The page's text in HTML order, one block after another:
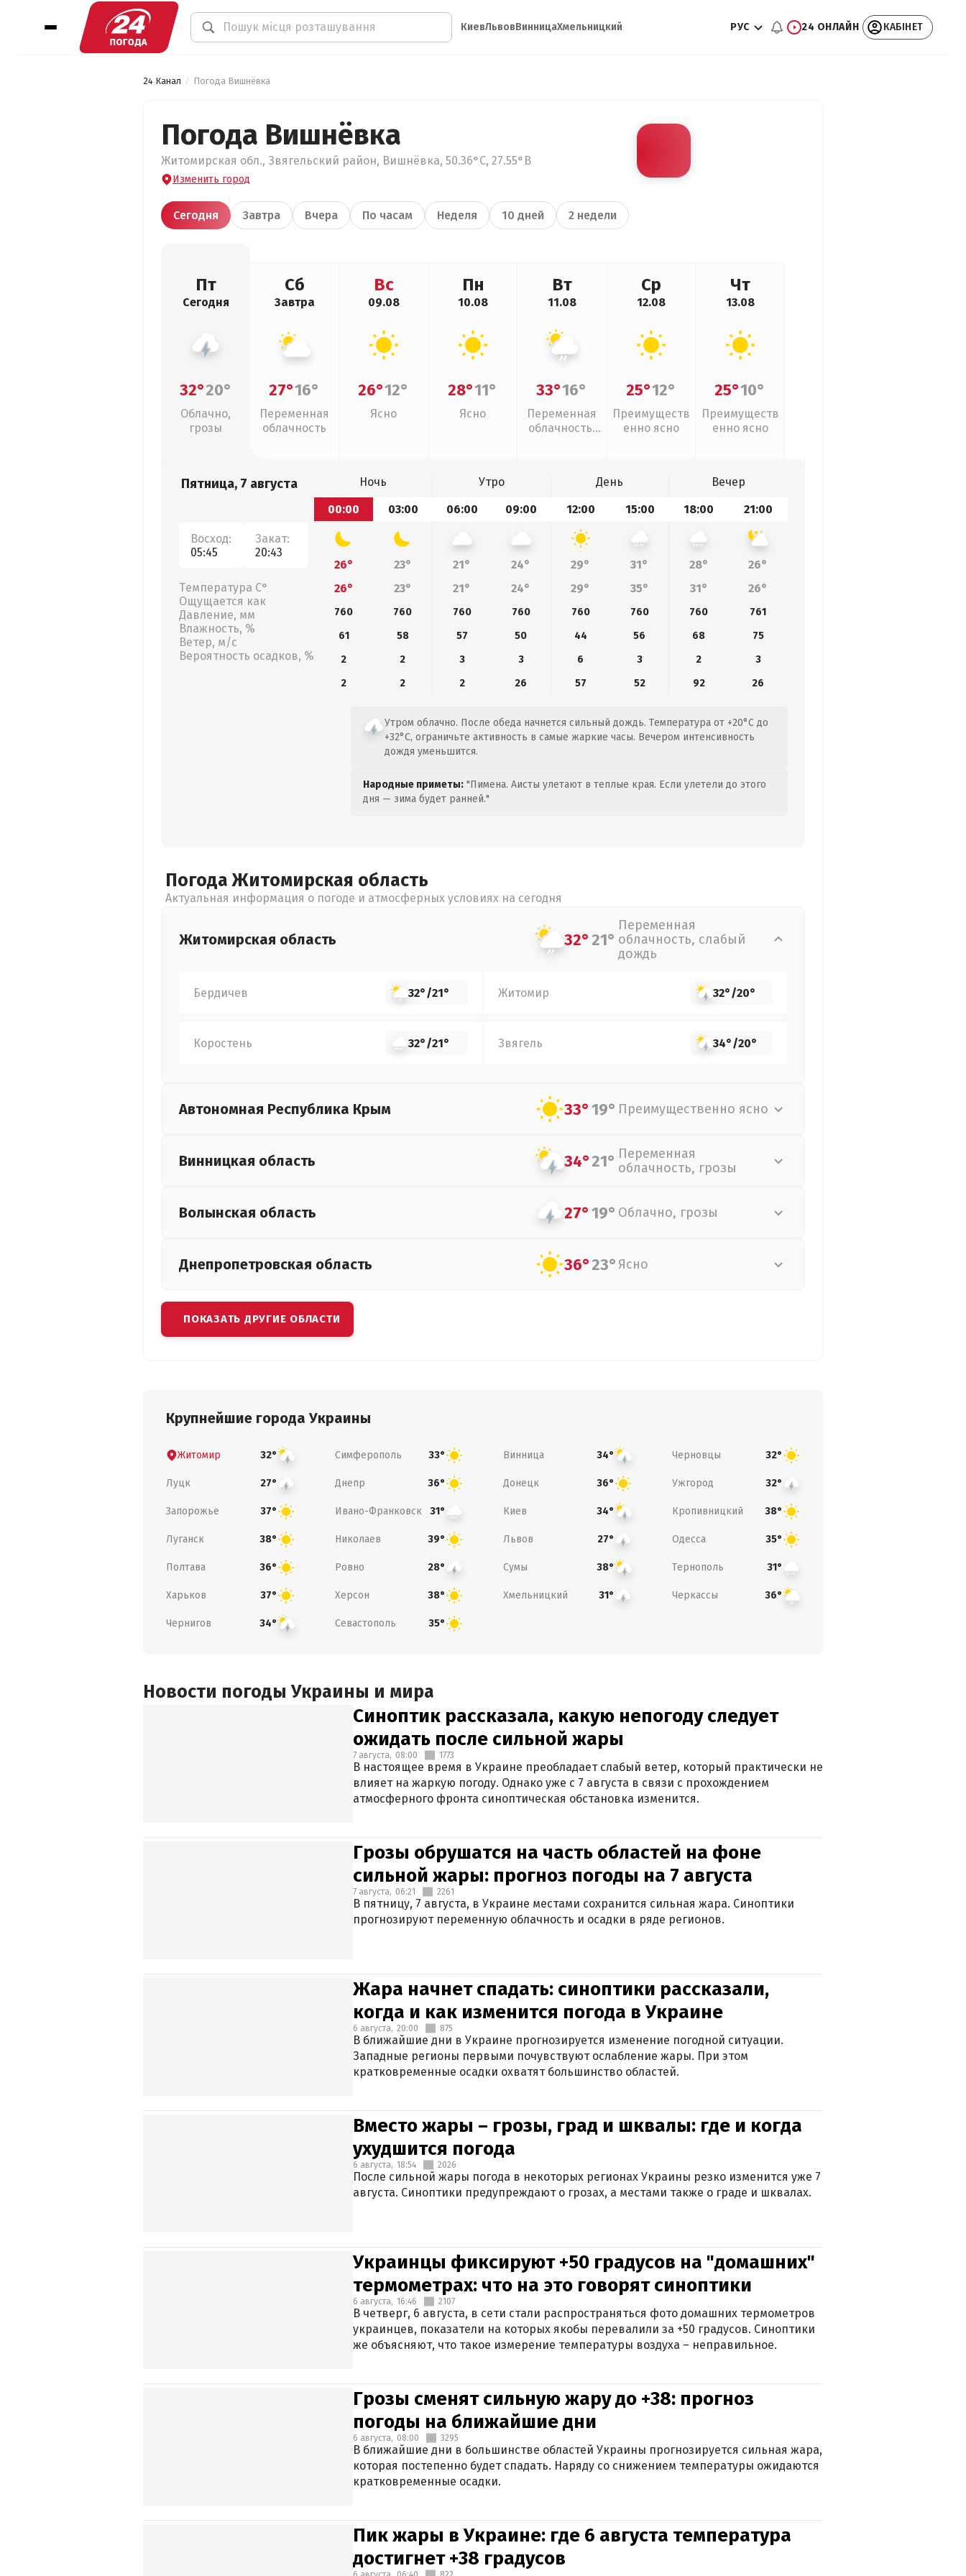
КиевЛьвовВинницаХмельницкий РУС 24 ОНЛАЙН КАБІНЕТ
24 Канал Погода Вишнёвка
Погода Вишнёвка
Житомирская обл., Звягельский район, Вишнёвка, 50.36°С, 27.55°В
Изменить город
Сегодня Завтра Вчера По часам Неделя 10 дней 2 недели
Пт
Сегодня
32°20°
Облачно,
грозы
Сб
Завтра
27°16°
Переменная
облачность
Вс
09.08
26°12°
Ясно
Пн
10.08
28°11°
Ясно
Вт
11.08
33°16°
Переменная
облачность,
Ср
12.08
25°12°
Преимуществ
енно ясно
Чт
13.08
25°10°
Преимуществ
енно ясно
Пятница, 7 августа
Восход:
05:45
Закат:
20:43
Температура С°
Ощущается как
Давление, мм
Влажность, %
Ветер, м/с
Вероятность осадков, %
Ночь Утро День
Вечер
00:00
03:00 06:00 09:00 12:00 15:00 18:00 21:00
26° 23° 21° 24° 29° 31° 28°
26°
26°
23° 21° 24° 29° 35° 31° 26°
760 760 760 760 760 760 760
761
61
58 57 50 44 56 68
75
2
2 3 3 6 3 2
3
2
2 2 26 57 52 92 26
Утром облачно. После обеда начнется сильный дождь. Температура от +20°C до
+32°C, ограничьте активность в самые жаркие часы. Вечером интенсивность
дождя уменьшится.
Народные приметы: "Пимена. Аисты улетают в теплые края. Если улетели до этого
дня — зима будет ранней."
Погода Житомирская область
Актуальная информация о погоде и атмосферных условиях на сегодня
Житомирская область 32°21°
Переменная
облачность, слабый
дождь
Бердичев 32°/21° Житомир 32°/20°
Коростень 32°/21° Звягель 34°/20°
Автономная Республика Крым 33°19° Преимущественно ясно
Винницкая область 34°21° Переменная
облачность, грозы
Волынская область 27°19° Облачно, грозы
Днепропетровская область 36°23° Ясно
ПОКАЗАТЬ ДРУГИЕ ОБЛАСТИ
Крупнейшие города Украины
Житомир 32° Симферополь 33° Винница 34° Черновцы 32°
Луцк 27° Днепр 36° Донецк 36° Ужгород 32°
Запорожье 37° Ивано-Франковск 31° Киев 34° Кропивницкий 38°
Луганск 38° Николаев 39° Львов 27° Одесса 35°
Полтава 36° Ровно 28° Сумы 38° Тернополь 31°
Харьков 37° Херсон 38° Хмельницкий 31° Черкассы 36°
Чернигов 34° Севастополь 35°
Новости погоды Украины и мира
Синоптик рассказала, какую непогоду следует
ожидать после сильной жары
7 августа, 08:00 1773
В настоящее время в Украине преобладает слабый ветер, который практически не
влияет на жаркую погоду. Однако уже с 7 августа в связи с прохождением
атмосферного фронта синоптическая обстановка изменится.
Грозы обрушатся на часть областей на фоне
сильной жары: прогноз погоды на 7 августа
7 августа, 06:21 2261
В пятницу, 7 августа, в Украине местами сохранится сильная жара. Синоптики
прогнозируют переменную облачность и осадки в ряде регионов.
Жара начнет спадать: синоптики рассказали,
когда и как изменится погода в Украине
6 августа, 20:00 875
В ближайшие дни в Украине прогнозируется изменение погодной ситуации.
Западные регионы первыми почувствуют ослабление жары. При этом
кратковременные осадки охватят большинство областей.
Вместо жары – грозы, град и шквалы: где и когда
ухудшится погода
6 августа, 18:54 2026
После сильной жары погода в некоторых регионах Украины резко изменится уже 7
августа. Синоптики предупреждают о грозах, а местами также о граде и шквалах.
Украинцы фиксируют +50 градусов на "домашних"
термометрах: что на это говорят синоптики
6 августа, 16:46 2107
В четверг, 6 августа, в сети стали распространяться фото домашних термометров
украинцев, показатели на которых якобы перевалили за +50 градусов. Синоптики
же объясняют, что такое измерение температуры воздуха – неправильное.
Грозы сменят сильную жару до +38: прогноз
погоды на ближайшие дни
6 августа, 08:00 3295
В ближайшие дни в большинстве областей Украины прогнозируется сильная жара,
которая постепенно будет спадать. Наряду со снижением температуры ожидаются
кратковременные осадки.
Пик жары в Украине: где 6 августа температура
достигнет +38 градусов